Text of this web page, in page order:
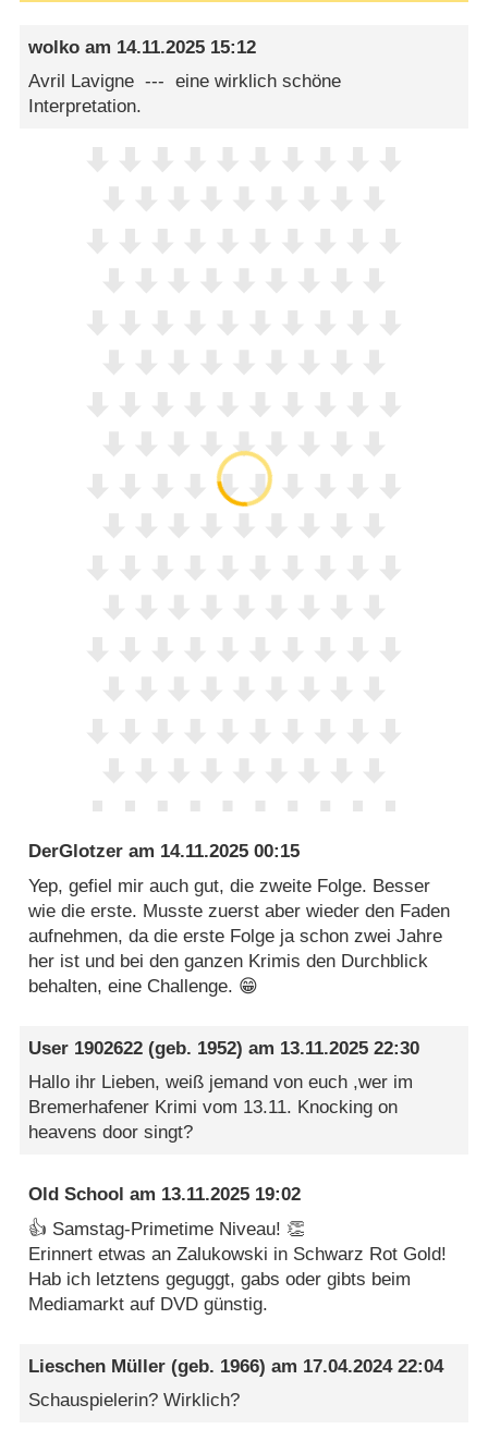
wolko am 14.11.2025 15:12
Avril Lavigne --- eine wirklich schöne
Interpretation.
DerGlotzer am 14.11.2025 00:15
Yep, gefiel mir auch gut, die zweite Folge. Besser
wie die erste. Musste zuerst aber wieder den Faden
aufnehmen, da die erste Folge ja schon zwei Jahre
her ist und bei den ganzen Krimis den Durchblick
behalten, eine Challenge. 😁
User 1902622 (geb. 1952) am 13.11.2025 22:30
Hallo ihr Lieben, weiß jemand von euch ,wer im
Bremerhafener Krimi vom 13.11. Knocking on
heavens door singt?
Old School am 13.11.2025 19:02
👍 Samstag-Primetime Niveau! 👏
Erinnert etwas an Zalukowski in Schwarz Rot Gold!
Hab ich letztens geguggt, gabs oder gibts beim
Mediamarkt auf DVD günstig.
Lieschen Müller(geb. 1966) am 17.04.2024 22:04
Schauspielerin? Wirklich?